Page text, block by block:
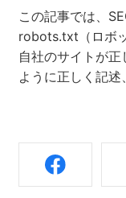
この記事では、
robots.txt（ロボ
自社のサイトが
ように正しく記述